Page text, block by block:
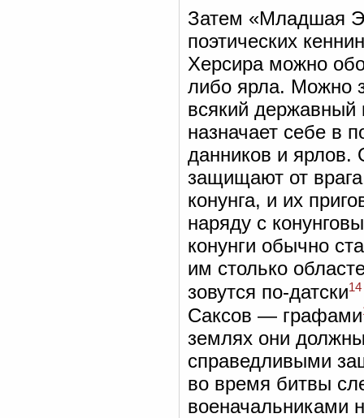
Затем «Младшая
поэтических
Херсира можно
либо ярла. Можно
всякий
назначает себе в
данников и ярлов.
защищают от
конунга, и их
наряду с
конунги обычно
им столько
зовутся по-датски14
Саксов — графами
землях они
справедливыми
во время битвы
военачальниками